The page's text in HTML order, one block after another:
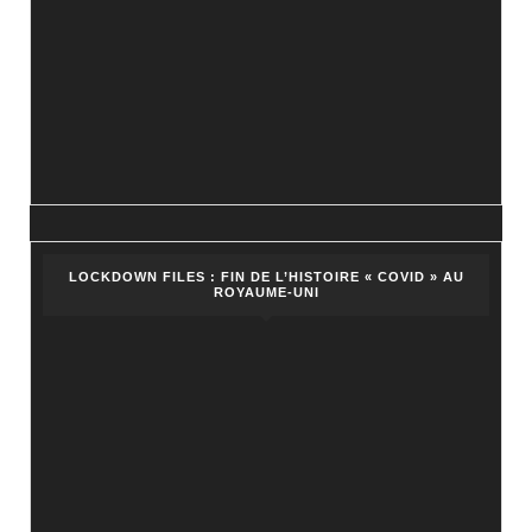
LOCKDOWN FILES : FIN DE L’HISTOIRE « COVID » AU
ROYAUME-UNI